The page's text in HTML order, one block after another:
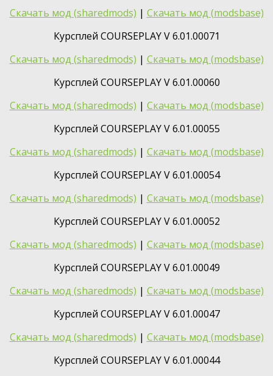
Скачать мод (sharedmods) | Скачать мод (modsbase)
Курсплей COURSEPLAY V 6.01.00071
Скачать мод (sharedmods) | Скачать мод (modsbase)
Курсплей COURSEPLAY V 6.01.00060
Скачать мод (sharedmods) | Скачать мод (modsbase)
Курсплей COURSEPLAY V 6.01.00055
Скачать мод (sharedmods) | Скачать мод (modsbase)
Курсплей COURSEPLAY V 6.01.00054
Скачать мод (sharedmods) | Скачать мод (modsbase)
Курсплей COURSEPLAY V 6.01.00052
Скачать мод (sharedmods) | Скачать мод (modsbase)
Курсплей COURSEPLAY V 6.01.00049
Скачать мод (sharedmods) | Скачать мод (modsbase)
Курсплей COURSEPLAY V 6.01.00047
Скачать мод (sharedmods) | Скачать мод (modsbase)
Курсплей COURSEPLAY V 6.01.00044